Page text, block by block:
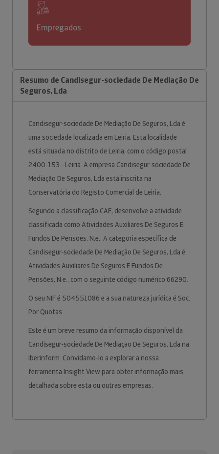
Empregados
Resumo de Candisegur-sociedade De Mediação De
Seguros, Lda
Candisegur-sociedade De Mediação De Seguros, Lda é
uma sociedade localizada em Leiria. Esta localidade
está situada no distrito de Leiria, com o código postal
2400-153 - Leiria. A empresa Candisegur-sociedade De
Mediação De Seguros, Lda está inscrita na
Conservatória do Registo Comercial de Leiria.
Segundo a classificação CAE, desenvolve a atividade
classificada como Atividades Auxiliares De Seguros E
Fundos De Pensões, N.e.. A categoria específica de
Candisegur-sociedade De Mediação De Seguros, Lda é
Atividades Auxiliares De Seguros E Fundos De
Pensões, N.e., com o seguinte código numérico 66290.
O seu NIF é 504551086 e a sua natureza jurídica é Soc.
Por Quotas.
Este é um breve resumo da informação disponível da
Candisegur-sociedade De Mediação De Seguros, Lda na
Iberinform. Convidamo-lo a explorar a nossa
ferramenta Insight View para obter informação mais
detalhada sobre esta ou outras empresas.